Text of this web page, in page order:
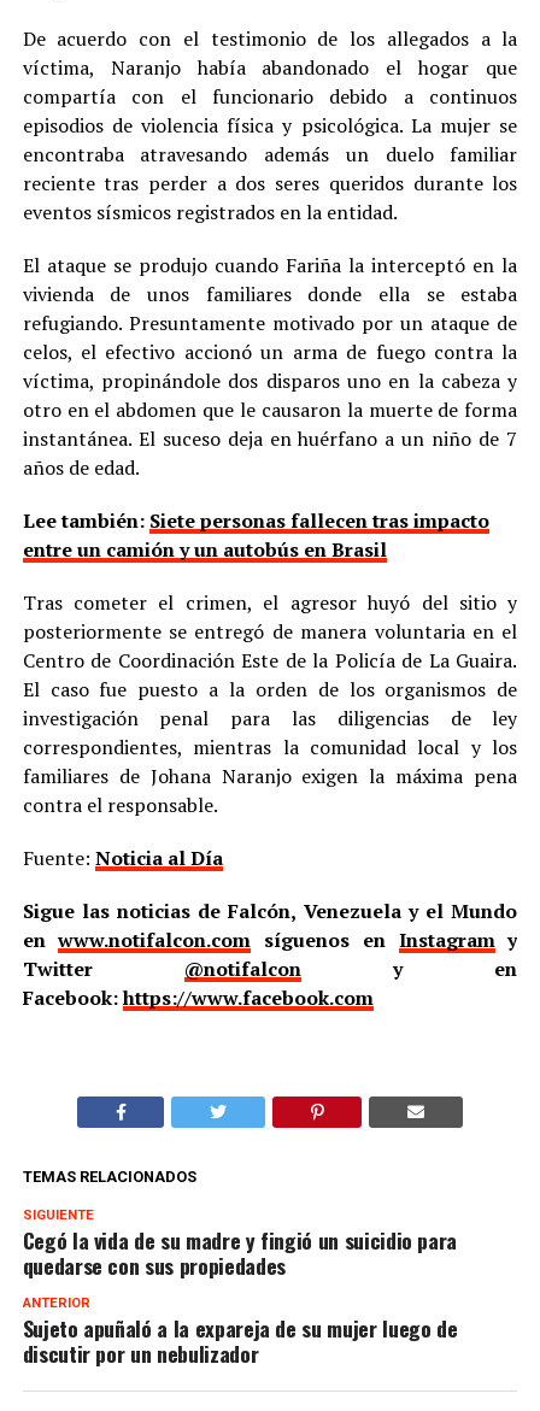
De acuerdo con el testimonio de los allegados a la
víctima, Naranjo había abandonado el hogar que
compartía con el funcionario debido a continuos
episodios de violencia física y psicológica. La mujer se
encontraba atravesando además un duelo familiar
reciente tras perder a dos seres queridos durante los
eventos sísmicos registrados en la entidad.
El ataque se produjo cuando Fariña la interceptó en la
vivienda de unos familiares donde ella se estaba
refugiando. Presuntamente motivado por un ataque de
celos, el efectivo accionó un arma de fuego contra la
víctima, propinándole dos disparos uno en la cabeza y
otro en el abdomen que le causaron la muerte de forma
instantánea. El suceso deja en huérfano a un niño de 7
años de edad.
Lee también: Siete personas fallecen tras impacto
entre un camión y un autobús en Brasil
Tras cometer el crimen, el agresor huyó del sitio y
posteriormente se entregó de manera voluntaria en el
Centro de Coordinación Este de la Policía de La Guaira.
El caso fue puesto a la orden de los organismos de
investigación penal para las diligencias de ley
correspondientes, mientras la comunidad local y los
familiares de Johana Naranjo exigen la máxima pena
contra el responsable.
Fuente: Noticia al Día
Sigue las noticias de Falcón, Venezuela y el Mundo
enwww.notifalcon.com síguenos en Instagramy
Twitter @notifalcony en
Facebook:https://www.facebook.com
TEMAS RELACIONADOS
SIGUIENTE
Cegó la vida de su madre y fingió un suicidio para
quedarse con sus propiedades
ANTERIOR
Sujeto apuñaló a la expareja de su mujer luego de
discutir por un nebulizador